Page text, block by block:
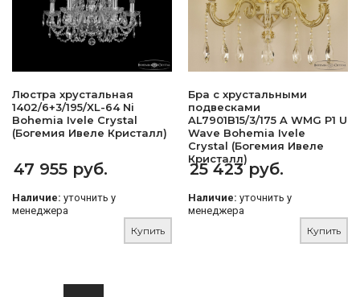
Люстра хрустальная
1402/6+3/195/XL-64 Ni
Bohemia Ivele Crystal
(Богемия Ивеле Кристалл)
47 955 руб.
Наличие: уточнить у
менеджера
Купить
Бра с хрустальными
подвесками
AL7901B15/3/175 A WMG P1 U
Wave Bohemia Ivele
Crystal (Богемия Ивеле
Кристалл)
25 423 руб.
Наличие: уточнить у
менеджера
Купить